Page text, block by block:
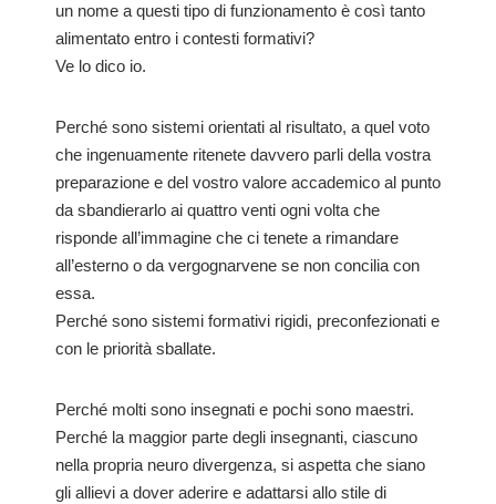
un nome a questi tipo di funzionamento è così tanto
alimentato entro i contesti formativi?
Ve lo dico io.
Perché sono sistemi orientati al risultato, a quel voto
che ingenuamente ritenete davvero parli della vostra
preparazione e del vostro valore accademico al punto
da sbandierarlo ai quattro venti ogni volta che
risponde all’immagine che ci tenete a rimandare
all’esterno o da vergognarvene se non concilia con
essa.
Perché sono sistemi formativi rigidi, preconfezionati e
con le priorità sballate.
Perché molti sono insegnati e pochi sono maestri.
Perché la maggior parte degli insegnanti, ciascuno
nella propria neuro divergenza, si aspetta che siano
gli allievi a dover aderire e adattarsi allo stile di